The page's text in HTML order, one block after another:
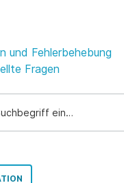
den
und Fehlerbehebung
Fragen